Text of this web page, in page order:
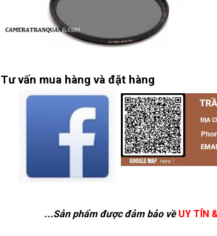
Tư vấn mua hàng và đặt hàng
...Sản phẩm được đảm bảo về UY TÍN